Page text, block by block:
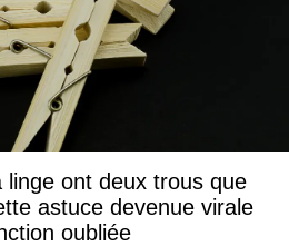
linge ont deux trous que
astuce devenue virale
oubliée